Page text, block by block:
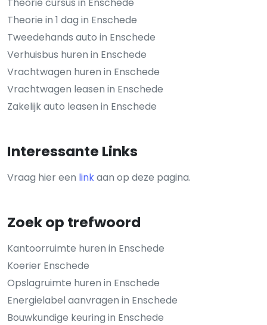
Theorie in 1 dag in Enschede
Tweedehands auto in Enschede
Verhuisbus huren in Enschede
Vrachtwagen huren in Enschede
Vrachtwagen leasen in Enschede
Zakelijk auto leasen in Enschede
Interessante Links
Vraag hier een linkaan op deze pagina.
Zoek op trefwoord
Kantoorruimte huren in Enschede
Koerier Enschede
Opslagruimte huren in Enschede
Energielabel aanvragen in Enschede
Bouwkundige keuring in Enschede